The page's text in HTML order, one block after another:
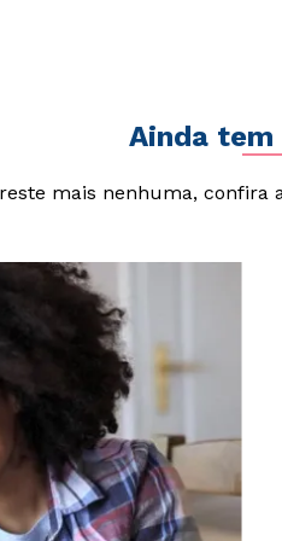
Ainda tem
mais nenhuma, confira